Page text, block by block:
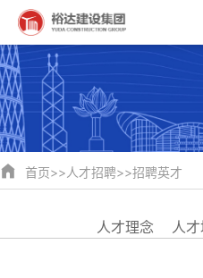
首页>> 人才招聘>>招聘英才
人才理念 人